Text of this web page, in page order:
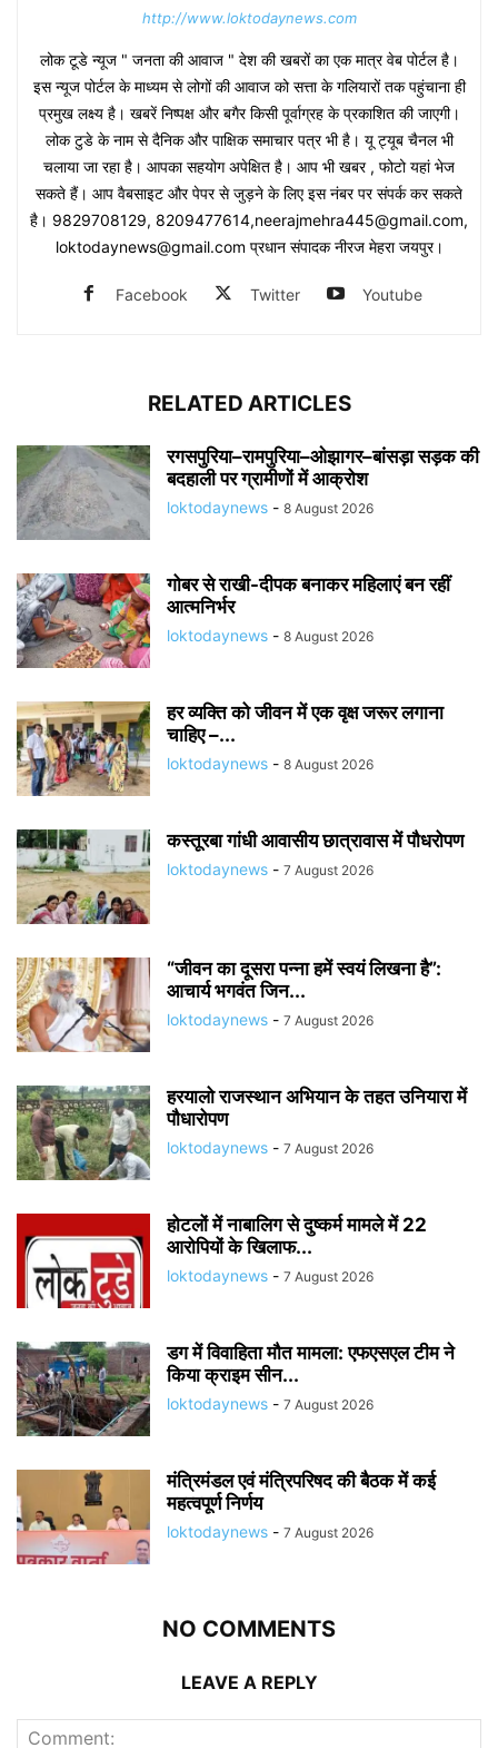
http://www.loktodaynews.com
लोक टूडे न्यूज " जनता की आवाज " देश की खबरों का एक मात्र वेब पोर्टल है।
इस न्यूज पोर्टल के माध्यम से लोगों की आवाज को सत्ता के गलियारों तक पहुंचाना ही
प्रमुख लक्ष्य है। खबरें निष्पक्ष और बगैर किसी पूर्वाग्रह के प्रकाशित की जाएगी।
लोक टुडे के नाम से दैनिक और पाक्षिक समाचार पत्र भी है। यू ट्यूब चैनल भी
चलाया जा रहा है। आपका सहयोग अपेक्षित है। आप भी खबर , फोटो यहां भेज
सकते हैं। आप वैबसाइट और पेपर से जुड़ने के लिए इस नंबर पर संपर्क कर सकते
है। 9829708129, 8209477614,neerajmehra445@gmail.com,
loktodaynews@gmail.com प्रधान संपादक नीरज मेहरा जयपुर।
Facebook Twitter Youtube
RELATED ARTICLES
रगसपुरिया–रामपुरिया–ओझागर–बांसड़ा सड़क की
बदहाली पर ग्रामीणों में आक्रोश
loktodaynews - 8 August 2026
गोबर से राखी-दीपक बनाकर महिलाएं बन रहीं
आत्मनिर्भर
loktodaynews - 8 August 2026
हर व्यक्ति को जीवन में एक वृक्ष जरूर लगाना
चाहिए –...
loktodaynews - 8 August 2026
कस्तूरबा गांधी आवासीय छात्रावास में पौधरोपण
loktodaynews - 7 August 2026
“जीवन का दूसरा पन्ना हमें स्वयं लिखना है”:
आचार्य भगवंत जिन...
loktodaynews - 7 August 2026
हरयालो राजस्थान अभियान के तहत उनियारा में
पौधारोपण
loktodaynews - 7 August 2026
होटलों में नाबालिग से दुष्कर्म मामले में 22
आरोपियों के खिलाफ...
loktodaynews - 7 August 2026
डग में विवाहिता मौत मामला: एफएसएल टीम ने
किया क्राइम सीन...
loktodaynews - 7 August 2026
मंत्रिमंडल एवं मंत्रिपरिषद की बैठक में कई
महत्वपूर्ण निर्णय
loktodaynews - 7 August 2026
NO COMMENTS
LEAVE A REPLY